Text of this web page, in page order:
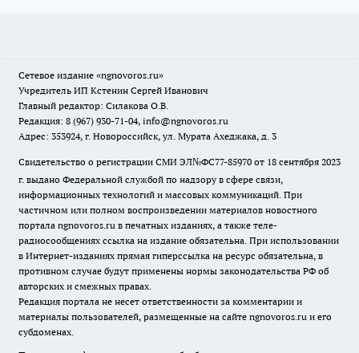
Сетевое издание «ngnovoros.ru»
Учредитель ИП Кстенин Сергей Иванович
Главный редактор: Силакова О.В.
Редакция: 8 (967) 930-71-04, info@ngnovoros.ru
Адрес: 353924, г. Новороссийск, ул. Мурата Ахеджака, д. 3
Свидетельство о регистрации СМИ ЭЛ№ФС77-85970 от 18 сентября 2023
г. выдано Федеральной службой по надзору в сфере связи,
информационных технологий и массовых коммуникаций. При
частичном или полном воспроизведении материалов новостного
портала ngnovoros.ru в печатных изданиях, а также теле-
радиосообщениях ссылка на издание обязательна. При использовании
в Интернет-изданиях прямая гиперссылка на ресурс обязательна, в
противном случае будут применены нормы законодательства РФ об
авторских и смежных правах.
Редакция портала не несет ответственности за комментарии и
материалы пользователей, размещенные на сайте ngnovoros.ru и его
субдоменах.